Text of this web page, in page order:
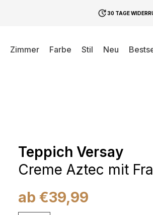
30 TAGE
Zimmer Farbe Stil Neu
Teppich Versay
Creme Aztec mit
ab €39,99